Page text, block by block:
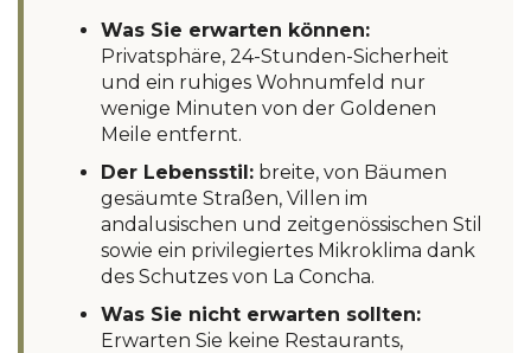
Was Sie erwarten können:
Privatsphäre, 24-Stunden-Sicherheit
und ein ruhiges Wohnumfeld nur
wenige Minuten von der Goldenen
Meile entfernt.
Der Lebensstil: breite, von Bäumen
gesäumte Straßen, Villen im
andalusischen und zeitgenössischen Stil
sowie ein privilegiertes Mikroklima dank
des Schutzes von La Concha.
Was Sie nicht erwarten sollten:
Erwarten Sie keine Restaurants,